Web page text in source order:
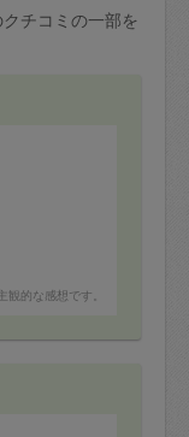
チコミの一部を
的な感想です。